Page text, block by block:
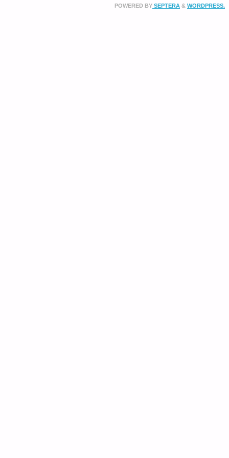
POWERED BY SEPTERA & WORDPRESS.